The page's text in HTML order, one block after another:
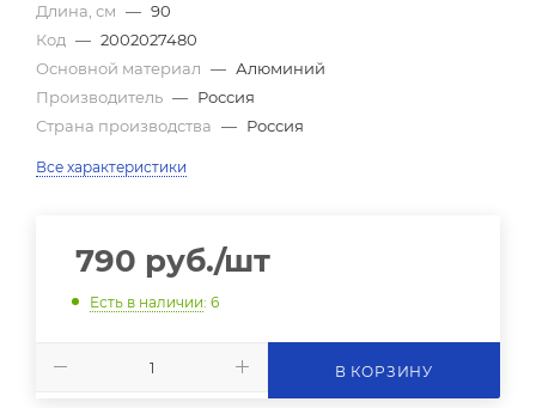
Длина, см — 90
Код — 2002027480
Основной материал — Алюминий
Производитель — Россия
Страна производства — Россия
Все характеристики
790 руб./шт
Есть в наличии: 6
В КОРЗИНУ